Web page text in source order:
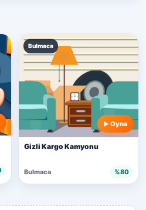
Bulmaca
Oyna
Gizli Kargo Kamyonu
Bulmaca %80